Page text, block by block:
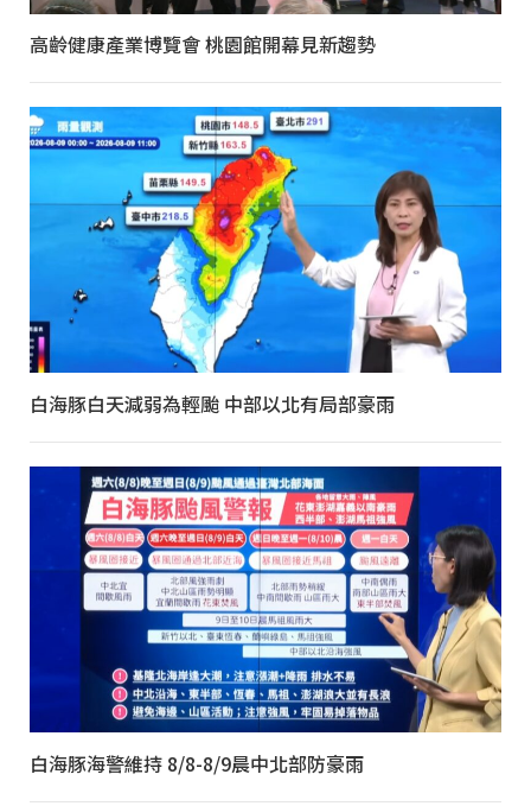
高齡健康產業博覽會 桃園館開幕見新趨勢
白海豚白天減弱為輕颱 中部以北有局部豪雨
白海豚海警維持 8/8-8/9晨中北部防豪雨